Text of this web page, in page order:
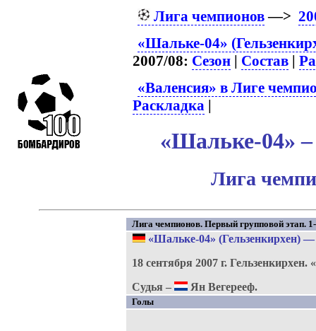
Лига чемпионов—>
«Шальке-04»
2007/08: Сезон | Состав |
«Валенсия» в Лиге
Раскладка |
«Шальке-04»
Лига
Лига чемпионов. Первый групповой этап.
«Шальке-04» (Гельзенкирхен)
18 сентября 2007 г. Гельзенкирхен.
Судья –
Ян Вегерееф.
Голы